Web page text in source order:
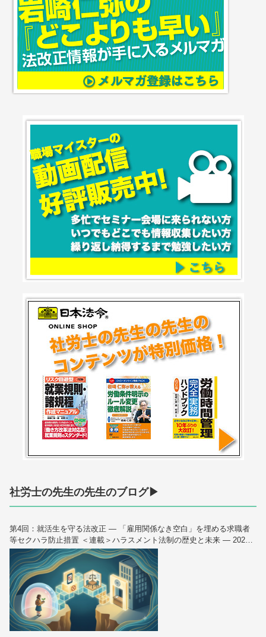
社労士の先生の先生のブログ▶
第4回：就活生を守る法改正 — 「雇用関係なき空白」を埋める求職者
等セクハラ防止措置 ＜連載＞ハラスメント法制の歴史と未来 — 2026
年10月大改正を読み解く（全6回）